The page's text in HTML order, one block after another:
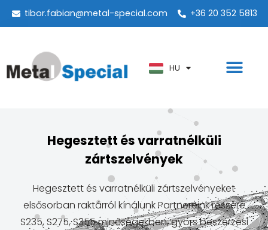
tibor.fabian@metal-special.com +36 20 352 5813
HU
PT
AR
Hegesztett és varratnélküli
zártszelvények
Hegesztett és varratnélküli zártszelvényeket
elsősorban raktárról kínálunk Partnereink részére
S235, S275, S355 minőségekben, gyors beszerzési